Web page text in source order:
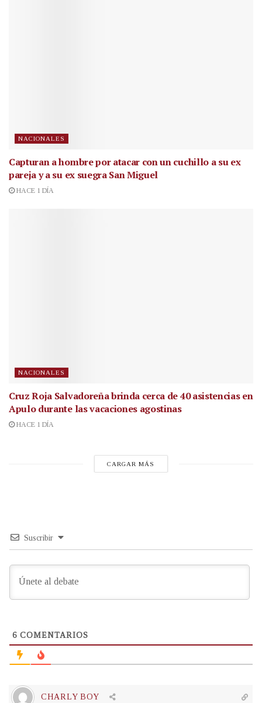
NACIONALES
Capturan a hombre por atacar con un cuchillo a su ex
pareja y a su ex suegra San Miguel
HACE 1 DÍA
NACIONALES
Cruz Roja Salvadoreña brinda cerca de 40 asistencias en
Apulo durante las vacaciones agostinas
HACE 1 DÍA
CARGAR MÁS
Suscribir
6 COMENTARIOS
CHARLY BOY